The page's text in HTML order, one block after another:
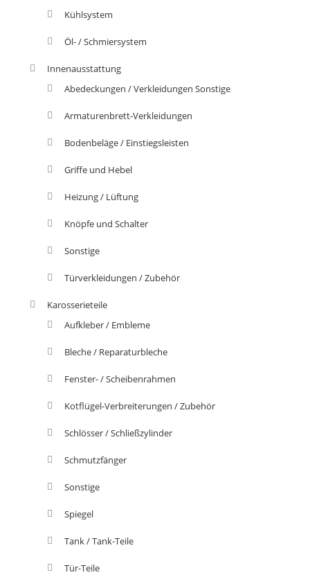
Kühlsystem
Öl- / Schmiersystem
Innenausstattung
Abedeckungen / Verkleidungen Sonstige
Armaturenbrett-Verkleidungen
Bodenbeläge / Einstiegsleisten
Griffe und Hebel
Heizung / Lüftung
Knöpfe und Schalter
Sonstige
Türverkleidungen / Zubehör
Karosserieteile
Aufkleber / Embleme
Bleche / Reparaturbleche
Fenster- / Scheibenrahmen
Kotflügel-Verbreiterungen / Zubehör
Schlösser / Schließzylinder
Schmutzfänger
Sonstige
Spiegel
Tank / Tank-Teile
Tür-Teile